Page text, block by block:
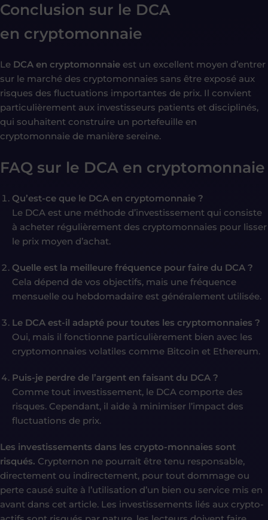
Conclusion sur le DCA
en cryptomonnaie
Le DCA en cryptomonnaie est un excellent moyen d’entrer
sur le marché des cryptomonnaies sans être exposé aux
risques des fluctuations importantes de prix. Il convient
particulièrement aux investisseurs patients et disciplinés,
qui souhaitent construire un portefeuille en
cryptomonnaie de manière sereine.
FAQ sur le DCA en cryptomonnaie
Qu’est-ce que le DCA en cryptomonnaie ?
Le DCA est une méthode d’investissement qui consiste
à acheter régulièrement des cryptomonnaies pour lisser
le prix moyen d’achat.
Quelle est la meilleure fréquence pour faire du DCA ?
Cela dépend de vos objectifs, mais une fréquence
mensuelle ou hebdomadaire est généralement utilisée.
Le DCA est-il adapté pour toutes les cryptomonnaies ?
Oui, mais il fonctionne particulièrement bien avec les
cryptomonnaies volatiles comme Bitcoin et Ethereum.
Puis-je perdre de l’argent en faisant du DCA ?
Comme tout investissement, le DCA comporte des
risques. Cependant, il aide à minimiser l’impact des
fluctuations de prix.
Les investissements dans les crypto-monnaies sont
risqués. Crypternon ne pourrait être tenu responsable,
directement ou indirectement, pour tout dommage ou
perte causé suite à l’utilisation d’un bien ou service mis en
avant dans cet article. Les investissements liés aux crypto-